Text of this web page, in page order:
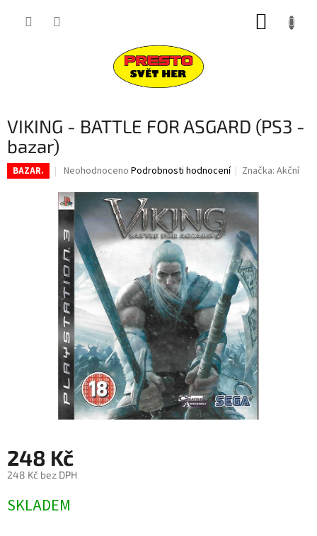
VIKING - BATTLE FOR ASGARD (PS3 -
bazar)
BAZAR.
Průměrné
produktu
je
0,0
z
5
hvězdiček.
Neohodnoceno Podrobnosti hodnocení Značka:Akční
248 Kč
248 Kč bez DPH
cena:
SKLADEM